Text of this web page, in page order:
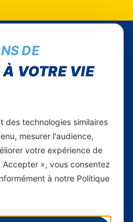
DE
VOTRE VIE
des technologies similaires
mesurer l'audience,
votre expérience de
», vous consentez
à notre Politique